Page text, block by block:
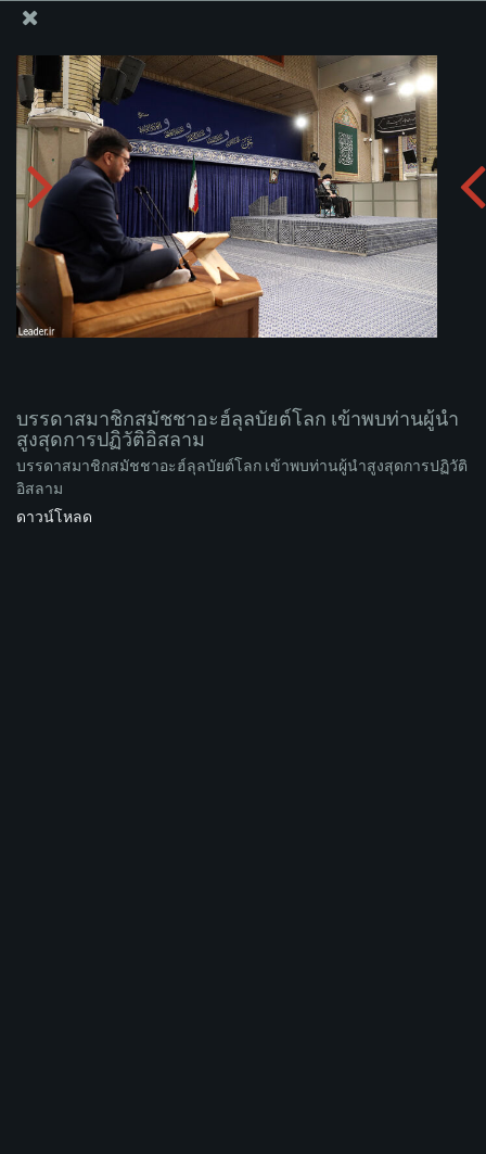
บรรดาสมาชิกสมัชชาอะฮ์ลุลบัยต์โลก เข้าพบท่านผู้นำ
สูงสุดการปฏิวัติอิสลาม
อัพโหลดอัลบั่ม:
บรรดาสมาชิกสมัชชาอะฮ์ลุลบัยต์โลก เข้าพบท่านผู้นำ
สูงสุดการปฏิวัติอิสลาม
บรรดาสมาชิกสมัชชาอะฮ์ลุลบัยต์โลก เข้าพบท่านผู้นำสูงสุดการปฏิวัติ
อิสลาม
ดาวน์โหลด